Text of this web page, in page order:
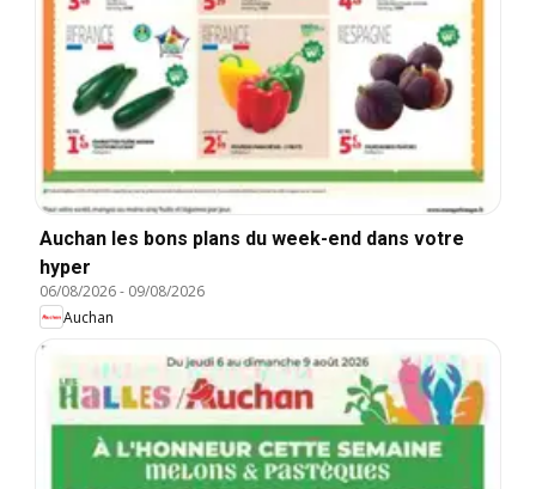
Auchan les bons plans du week-end dans votre
hyper
06/08/2026- 09/08/2026
Auchan